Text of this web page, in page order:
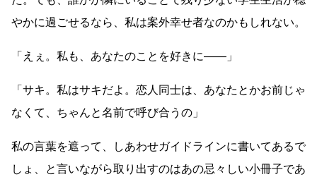
やかに過ごせるなら、私は案外幸せ者なのかもしれない。
「えぇ。私も、あなたのことを好きに―― 」
「サキ。私はサキだよ。恋人同士は、あなたとかお前じゃ
なくて、ちゃんと名前で呼び合うの」
私の言葉を遮って、しあわせガイドラインに書いてあるで
しょ、と言いながら取り出すのはあの忌々しい小冊子であ